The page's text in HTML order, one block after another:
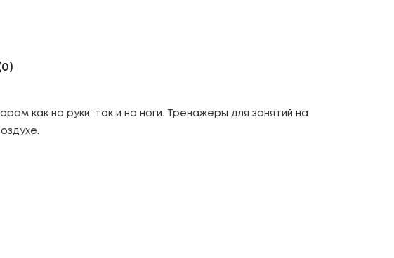
как на руки, так и на ноги. Тренажеры для занятий на